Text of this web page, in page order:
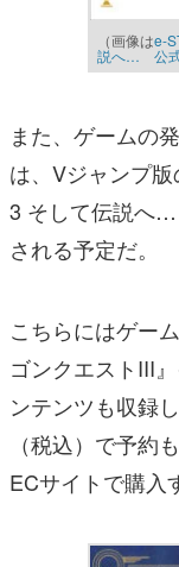
（画像はe-
説へ… 公式
また、ゲームの
は、Vジャンプ
3 そして伝説へ…
される予定だ。
こちらにはゲー
ゴンクエストIII
ンテンツも収録
（税込）で予約
ECサイトで購入